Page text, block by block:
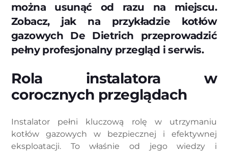
można usunąć od razu na miejscu.
Zobacz, jak na przykładzie kotłów
gazowych De Dietrich przeprowadzić
pełny profesjonalny przegląd i serwis.
Rola instalatora w
corocznych przeglądach
Instalator pełni kluczową rolę w utrzymaniu
kotłów gazowych w bezpiecznej i efektywnej
eksploatacji. To właśnie od jego wiedzy i